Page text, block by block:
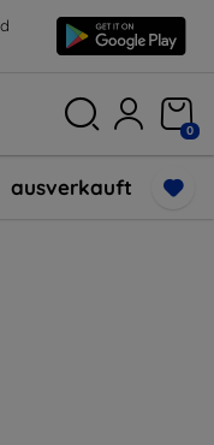
0
ausverkauft